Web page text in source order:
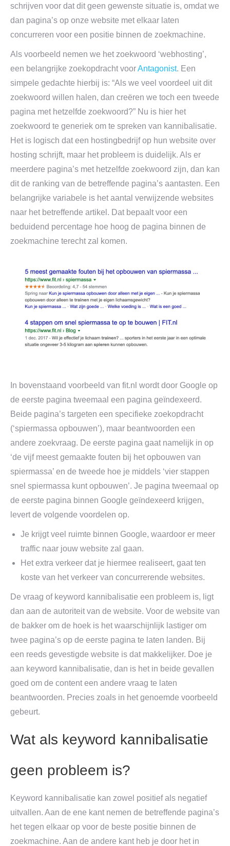
schrijven voor dat dit geen gewenste situatie is, omdat we
dan pagina’s op onze website met elkaar laten
concurreren voor een positie binnen de zoekmachine.
Als voorbeeld nemen we het zoekwoord ‘webhosting’,
een belangrijke zoekopdracht voorAntagonist. Een
simpele gedachte hierbij is: “Als we veel voordeel uit dit
zoekwoord willen halen, dan creëren we toch een tweede
pagina met hetzelfde zoekwoord?” Nu is hier het
zoekwoord te generiek om te spreken van kannibalisatie.
Het is logisch dat een hostingbedrijf op hun website over
hosting schrijft, maar het probleem is duidelijk. Als er
meerdere pagina’s met hetzelfde zoekwoord zijn, dan kan
dit de ranking van de betreffende pagina’s aantasten. Een
belangrijke variabele is het aantal verwijzende websites
naar het betreffende artikel. Dat bepaalt voor een
beduidend percentage hoe hoog de pagina binnen de
zoekmachine terecht zal komen.
In bovenstaand voorbeeld van fit.nl wordt door Google op
de eerste pagina tweemaal een pagina geïndexeerd.
Beide pagina’s targeten een specifieke zoekopdracht
(‘spiermassa opbouwen’), maar beantwoorden een
andere zoekvraag. De eerste pagina gaat namelijk in op
‘de vijf meest gemaakte fouten bij het opbouwen van
spiermassa’ en de tweede hoe je middels ‘vier stappen
snel spiermassa kunt opbouwen’. Je pagina tweemaal op
de eerste pagina binnen Google geïndexeerd krijgen,
levert de volgende voordelen op.
Je krijgt veel ruimte binnen Google, waardoor er meer
traffic naar jouw website zal gaan.
Het extra verkeer dat je hiermee realiseert, gaat ten
koste van het verkeer van concurrerende websites.
De vraag of keyword kannibalisatie een probleem is, ligt
dan aan de autoriteit van de website. Voor de website van
de bakker om de hoek is het waarschijnlijk lastiger om
twee pagina’s op de eerste pagina te laten landen. Bij
een reeds gevestigde website is dat makkelijker. Doe je
aan keyword kannibalisatie, dan is het in beide gevallen
goed om de content een andere vraag te laten
beantwoorden. Precies zoals in het genoemde voorbeeld
gebeurt.
Wat als keyword kannibalisatie
geen probleem is?
Keyword kannibalisatie kan zowel positief als negatief
uitvallen. Aan de ene kant nemen de betreffende pagina’s
het tegen elkaar op voor de beste positie binnen de
zoekmachine. Aan de andere kant heb je door het in